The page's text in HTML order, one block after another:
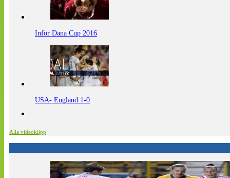
Inför Dana Cup 2016
USA- England 1-0
Alla videoklipp